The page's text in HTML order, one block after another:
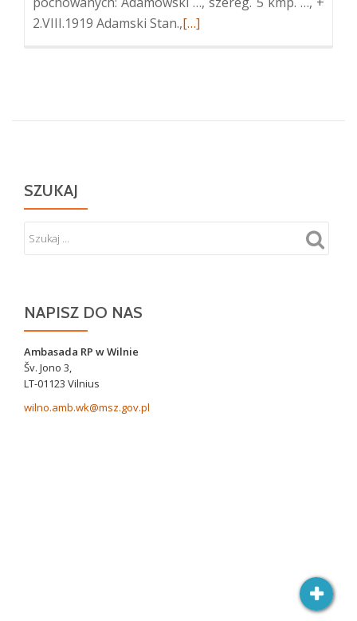
2.VIII.1919 Adamski Stan.,Więcej
w
[…]
SZUKAJ
NAPISZ DO NAS
Ambasada RP w Wilnie
Šv. Jono 3,
LT-01123 Vilnius
wilno.amb.wk@msz.gov.pl